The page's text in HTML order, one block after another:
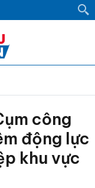
công
động lực
khu vực